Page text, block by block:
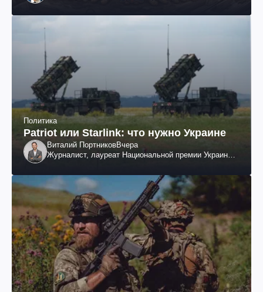
Политика
Patriot или Starlink: что нужно Украине
Виталий ПортниковВчера
Журналист, лауреат Национальной премии Украины